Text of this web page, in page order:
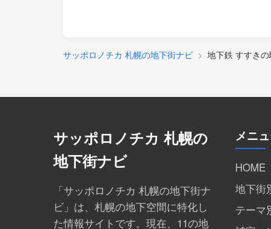
サッポロノチカ 札幌の地下街ナビ 地下鉄 すすきの
サッポロノチカ 札幌の
地下街ナビ
「サッポロノチカ 札幌の地下街ナ
ビ」は、札幌の地下空間に特化し
た情報サイトです。現在、11の地
メニ
HOME
地下街
テーマ